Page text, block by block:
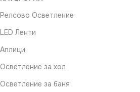
Релсово Осветление
LED Ленти
Аплици
Осветление за хол
Осветление за баня